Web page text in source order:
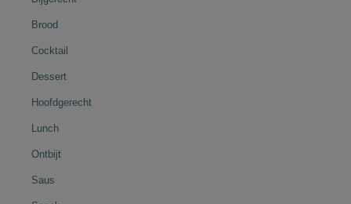
Brood
Cocktail
Dessert
Hoofdgerecht
Lunch
Ontbijt
Saus